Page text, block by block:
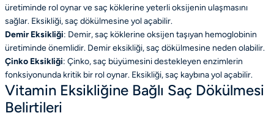
üretiminde rol oynar ve saç köklerine yeterli oksijenin ulaşmasını
sağlar. Eksikliği, saç dökülmesine yol açabilir.
Demir Eksikliği: Demir, saç köklerine oksijen taşıyan hemoglobinin
üretiminde önemlidir. Demir eksikliği, saç dökülmesine neden olabilir.
Çinko Eksikliği: Çinko, saç büyümesini destekleyen enzimlerin
fonksiyonunda kritik bir rol oynar. Eksikliği, saç kaybına yol açabilir.
Vitamin Eksikliğine Bağlı Saç Dökülmesi
Belirtileri